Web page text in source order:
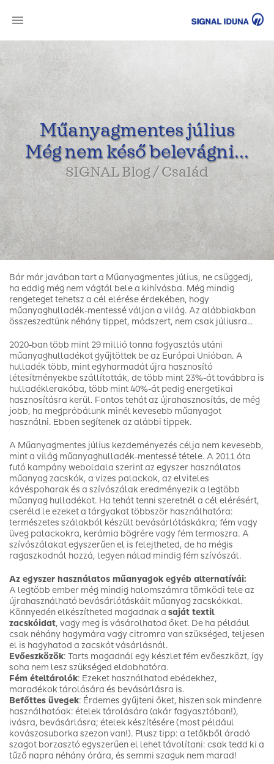
Műanyagmentes július
Még nem késő belevágni...
SIGNAL Blog / Család
Bár már javában tart a Műanyagmentes július, ne csüggedj,
ha eddig még nem vágtál bele a kihívásba. Még mindig
rengeteget tehetsz a cél elérése érdekében, hogy
műanyaghulladék-mentessé váljon a világ. Az alábbiakban
összeszedtünk néhány tippet, módszert, nem csak júliusra…
2020-ban több mint 29 millió tonna fogyasztás utáni
műanyaghulladékot gyűjtöttek be az Európai Unióban. A
hulladék több, mint egyharmadát újra hasznosító
létesítményekbe szállították, de több mint 23%-át továbbra is
hulladéklerakóba, több mint 40%-át pedig energetikai
hasznosításra kerül. Fontos tehát az újrahasznosítás, de még
jobb, ha megpróbálunk minél kevesebb műanyagot
használni. Ebben segítenek az alábbi tippek.
A Műanyagmentes július kezdeményezés célja nem kevesebb,
mint a világ műanyaghulladék-mentessé tétele. A 2011 óta
futó kampány weboldala szerint az egyszer használatos
műanyag zacskók, a vizes palackok, az elviteles
kávéspoharak és a szívószálak eredményezik a legtöbb
műanyag hulladékot. Ha tehát tenni szeretnél a cél elérésért,
cseréld le ezeket a tárgyakat többször használhatóra:
természetes szálakból készült bevásárlótáskákra; fém vagy
üveg palackokra, kerámia bögrére vagy fém termoszra. A
szívószálakat egyszerűen el is felejtheted, de ha mégis
ragaszkodnál hozzá, legyen nálad mindig fém szívószál.
Az egyszer használatos műanyagok egyéb alternatívái:
A legtöbb ember még mindig halomszámra tömködi tele az
újrahasználható bevásárlótáskáit műanyag zacskókkal.
Könnyedén elkészítheted magadnak a saját textil
zacskóidat, vagy meg is vásárolhatod őket. De ha például
csak néhány hagymára vagy citromra van szükséged, teljesen
el is hagyhatod a zacskót vásárlásnál.
Evőeszközök: Tarts magadnál egy készlet fém evőeszközt, így
soha nem lesz szükséged eldobhatóra.
Fém ételtárolók: Ezeket használhatod ebédekhez,
maradékok tárolására és bevásárlásra is.
Befőttes üvegek: Érdemes gyűjteni őket, hiszen sok mindenre
használhatóak: ételek tárolására (akár fagyasztóban!),
ivásra, bevásárlásra; ételek készítésére (most például
kovászosuborka szezon van!). Plusz tipp: a tetőkből áradó
szagot borzasztó egyszerűen el lehet távolítani: csak tedd ki a
tűző napra néhány órára, és semmi szaguk nem marad!